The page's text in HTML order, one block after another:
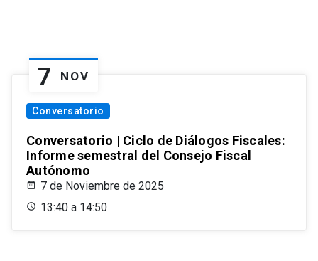
7 NOV
Conversatorio
Conversatorio | Ciclo de Diálogos Fiscales:
Informe semestral del Consejo Fiscal
Autónomo
7 de Noviembre de 2025
13:40 a 14:50